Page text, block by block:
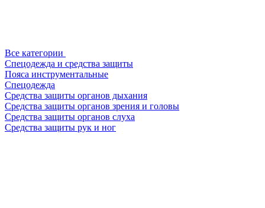
Все категории
Спецодежда и средства защиты
Пояса инструментальные
Спецодежда
Средства защиты органов дыхания
Средства защиты органов зрения и головы
Средства защиты органов слуха
Средства защиты рук и ног